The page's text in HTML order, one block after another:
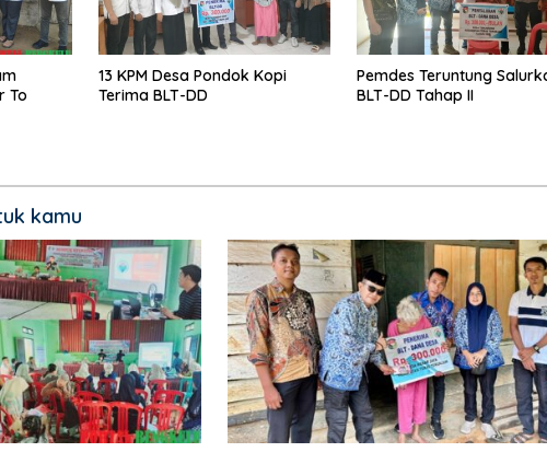
To
13 KPM Desa Pondok Kopi
Terima BLT-DD
Pemdes Teruntung
BLT-DD Tahap II
kamu